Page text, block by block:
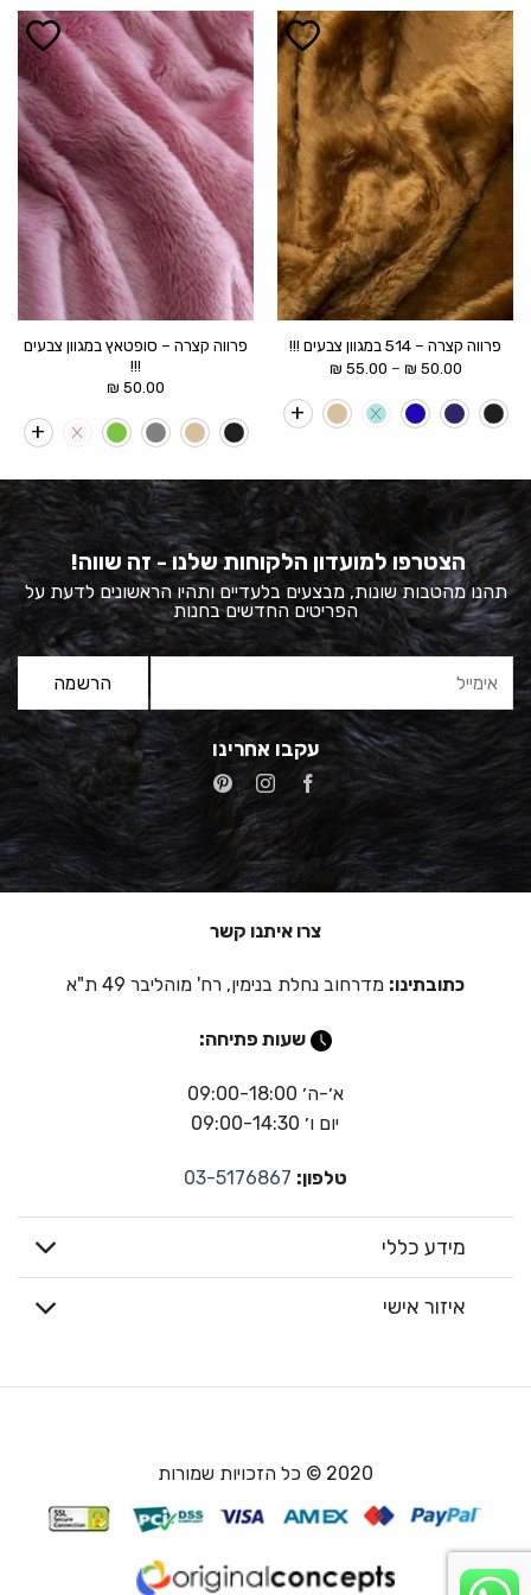
הוסף ל
WISHLIST
פרווה קצרה – 514 במגוון צבעים !!!
50.00
₪
–
55.00
₪
עד
⁦55.00 ₪⁩
הוסף ל
WISHLIST
פרווה קצרה – סופטאץ במגוון צבעים
!!!
50.00
₪
הצטרפו למועדון הלקוחות שלנו - זה שווה!
תהנו מהטבות שונות, מבצעים בלעדיים ותהיו הראשונים לדעת על
הפריטים החדשים בחנות
עקבו אחרינו
צרו איתנו קשר
כתובתינו: מדרחוב נחלת בנימין, רח' מוהליבר 49 ת"א
שעות פתיחה:
א׳-ה׳ 09:00-18:00
יום ו׳ 09:00-14:30
טלפון: 03-5176867
מידע כללי
איזור אישי
2020 © כל הזכויות שמורות